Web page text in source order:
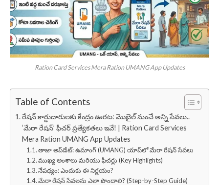
Ration Card Services Mera Ration UMANG App Updates
Table of Contents
రేషన్ కార్డుదారులకు కేంద్రం ఊరట: మొబైల్ నుంచే అన్ని సేవలు..
‘మేరా రేషన్’ ఫీచర్ ప్రత్యేకతలు ఇవే! | Ration Card Services
Mera Ration UMANG App Updates
తాజా అప్‌డేట్: ఉమాంగ్ (UMANG) యాప్‌లో మేరా రేషన్ సేవలు
ముఖ్య అంశాలు మరియు ఫీచర్లు (Key Highlights)
నేపథ్యం: ఎందుకు ఈ నిర్ణయం?
మేరా రేషన్ సేవలను ఎలా పొందాలి? (Step-by-Step Guide)